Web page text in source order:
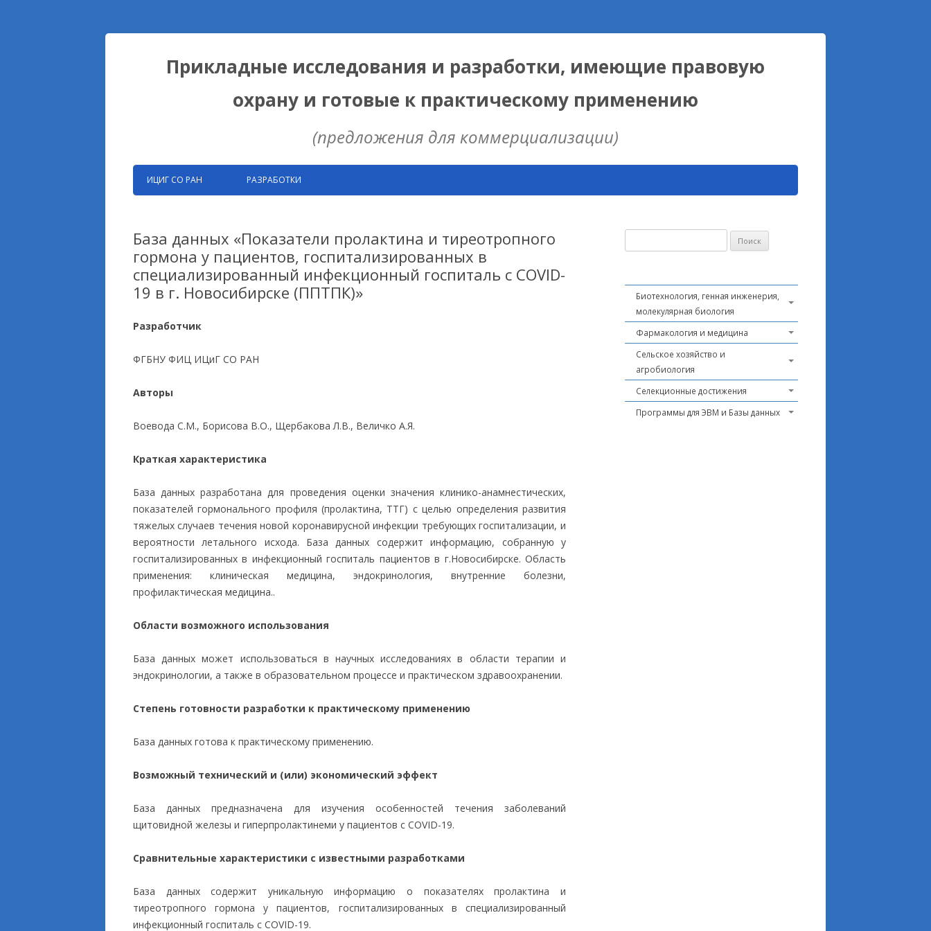
Прикладные исследования и разработки, имеющие правовую
охрану и готовые к практическому применению
(предложения для коммерциализации)
Skip
ИЦИГ СО РАН РАЗРАБОТКИ
БИОКОЛЛЕКЦИИ
ДОМЕСТИКАЦИОННАЯ МОДЕЛЬ
НА ПРИМЕРЕ ЛИСИЦ
База данных «Показатели пролактина и тиреотропного
гормона у пациентов, госпитализированных в
специализированный инфекционный госпиталь с COVID-
19 в г. Новосибирске (ППТПК)»
Разработчик
ФГБНУ ФИЦ ИЦиГ СО РАН
Авторы
Воевода С.М., Борисова В.О., Щербакова Л.В., Величко А.Я.
Краткая характеристика
База данных разработана для проведения оценки значения клинико-анамнестических,
показателей гормонального профиля (пролактина, ТТГ) с целью определения развития
тяжелых случаев течения новой коронавирусной инфекции требующих госпитализации, и
вероятности летального исхода. База данных содержит информацию, собранную у
госпитализированных в инфекционный госпиталь пациентов в г.Новосибирске. Область
применения: клиническая медицина, эндокринология, внутренние болезни,
профилактическая медицина..
Области возможного использования
База данных может использоваться в научных исследованиях в области терапии и
эндокринологии, а также в образовательном процессе и практическом здравоохранении.
Степень готовности разработки к практическому применению
База данных готова к практическому применению.
Возможный технический и (или) экономический эффект
База данных предназначена для изучения особенностей течения заболеваний
щитовидной железы и гиперпролактинеми у пациентов с COVID-19.
Сравнительные характеристики с известными разработками
База данных содержит уникальную информацию о показателях пролактина и
тиреотропного гормона у пациентов, госпитализированных в специализированный
инфекционный госпиталь с COVID-19.
Биотехнология, генная инженерия,
молекулярная биология
Фармакология и медицина
Сельское хозяйство и
агробиология
Селекционные достижения
Программы для ЭВМ и Базы данных